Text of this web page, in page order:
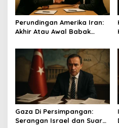
p
o
s
Perundingan Amerika Iran:
Akhir Atau Awal Babak
Gaza Di Persimpangan:
Serangan Israel dan Suara